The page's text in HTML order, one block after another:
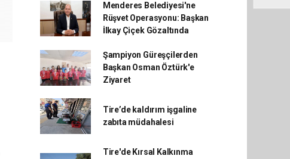
Menderes Belediyesi'ne
Rüşvet Operasyonu: Başkan
İlkay Çiçek Gözaltında
Şampiyon Güreşçilerden
Başkan Osman Öztürk'e
Ziyaret
Tire’de kaldırım işgaline
zabıta müdahalesi
Tire'de Kırsal Kalkınma